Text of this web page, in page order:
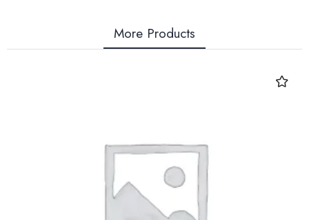
More Products